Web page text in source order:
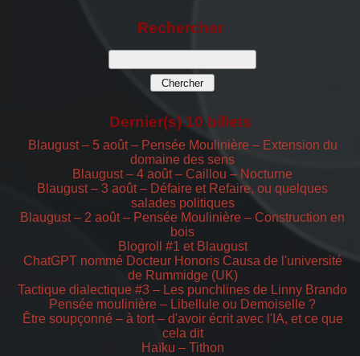
Rechercher
Dernier(s) 10 billets
Blaugust – 5 août – Pensée Moulinière – Extension du
domaine des sens
Blaugust – 4 août – Caillou – Nocturne
Blaugust – 3 août – Défaire et Refaire, ou quelques
salades politiques
Blaugust – 2 août – Pensée Moulinière – Construction en
bois
Blogroll #1 et Blaugust
ChatGPT nommé Docteur Honoris Causa de l'université
de Rummidge (UK)
Tactique dialectique #3 – Les punchlines de Linny Brando
Pensée moulinière – Libellule ou Demoiselle ?
Être soupçonné – à tort – d'avoir écrit avec l'IA, et ce que
cela dit
Haïku – Tithon